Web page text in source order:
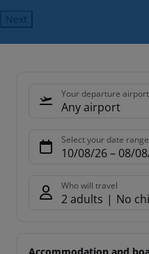
Next
Your departure airport
Any airport
Select your date range
10/08/26– 08/
Who will travel
2 adults No